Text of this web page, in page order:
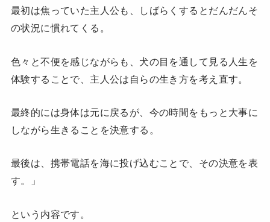
最初は焦っていた主人公も、しばらくするとだんだんそ
の状況に慣れてくる。
色々と不便を感じながらも、犬の目を通して見る人生を
体験することで、主人公は自らの生き方を考え直す。
最終的には身体は元に戻るが、今の時間をもっと大事に
しながら生きることを決意する。
最後は、携帯電話を海に投げ込むことで、その決意を表
す。」
という内容です。